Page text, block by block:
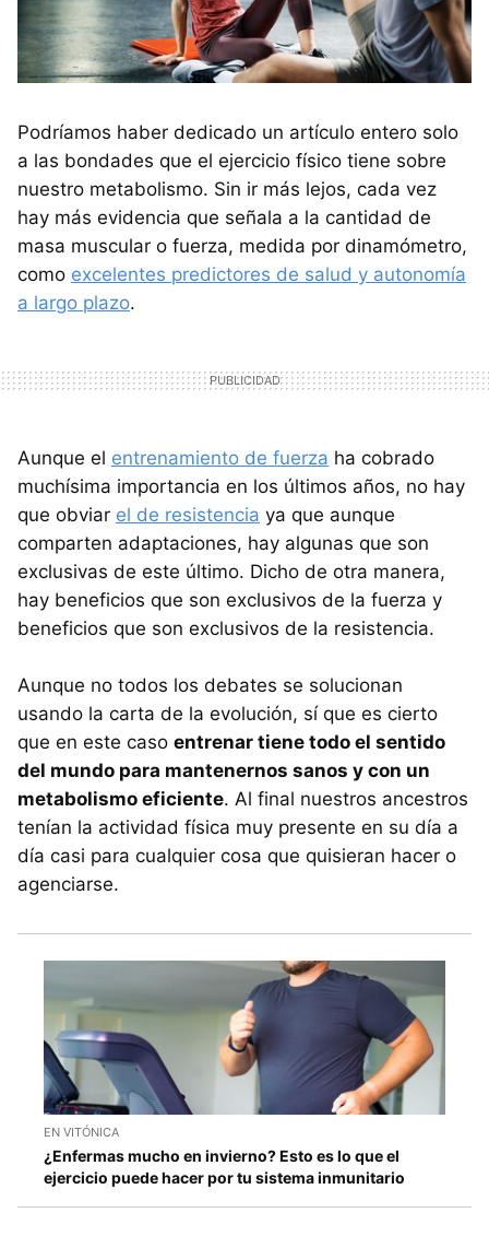
Podríamos haber dedicado un artículo entero solo
a las bondades que el ejercicio físico tiene sobre
nuestro metabolismo. Sin ir más lejos, cada vez
hay más evidencia que señala a la cantidad de
masa muscular o fuerza, medida por dinamómetro,
como excelentes predictores de salud y autonomía
a largo plazo.
Aunque el entrenamiento de fuerza ha cobrado
muchísima importancia en los últimos años, no hay
que obviar el de resistencia ya que aunque
comparten adaptaciones, hay algunas que son
exclusivas de este último. Dicho de otra manera,
hay beneficios que son exclusivos de la fuerza y
beneficios que son exclusivos de la resistencia.
Aunque no todos los debates se solucionan
usando la carta de la evolución, sí que es cierto
que en este caso entrenar tiene todo el sentido
del mundo para mantenernos sanos y con un
metabolismo eficiente. Al final nuestros ancestros
tenían la actividad física muy presente en su día a
día casi para cualquier cosa que quisieran hacer o
agenciarse.
EN VITÓNICA
¿Enfermas mucho en invierno? Esto es lo que el
ejercicio puede hacer por tu sistema inmunitario